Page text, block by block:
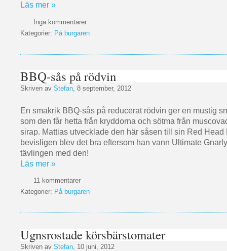
Läs mer »
Inga kommentarer
Kategorier: På burgaren
BBQ-sås på rödvin
Skriven av Stefan , 8 september, 2012
En smakrik BBQ-sås på reducerat rödvin ger en mustig
som den får hetta från kryddorna och sötma från
sirap. Mattias utvecklade den här såsen till sin Red Head
bevisligen blev det bra eftersom han vann Ultimate
tävlingen med den!
Läs mer »
11 kommentarer
Kategorier: På burgaren
Ugnsrostade körsbärstomater
Skriven av Stefan , 10 juni, 2012